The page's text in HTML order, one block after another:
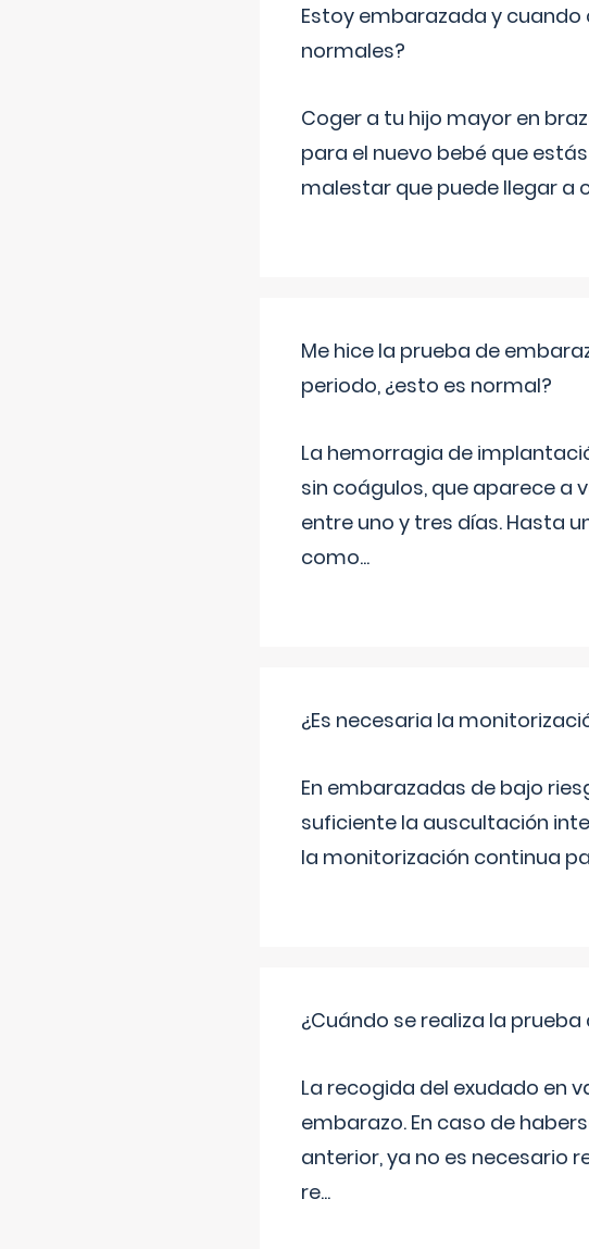
Estoy embarazada y
normales?
Coger a tu hijo mayor en
para el nuevo bebé que
malestar que puede llegar a
Me hice la prueba de
periodo, ¿esto es normal?
La hemorragia de
sin coágulos, que aparece a
entre uno y tres días. Hasta
como...
¿Es necesaria la
En embarazadas de bajo
suficiente la auscultación
la monitorización continua
¿Cuándo se realiza la prueba
La recogida del exudado en
embarazo. En caso de
anterior, ya no es necesario
re...